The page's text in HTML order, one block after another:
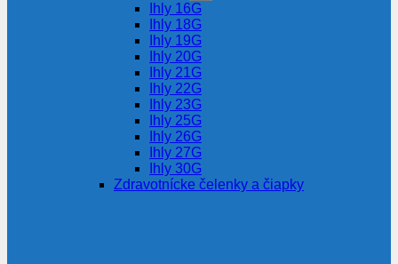
Ihly 16G
Ihly 18G
Ihly 19G
Ihly 20G
Ihly 21G
Ihly 22G
Ihly 23G
Ihly 25G
Ihly 26G
Ihly 27G
Ihly 30G
Zdravotnícke čelenky a čiapky